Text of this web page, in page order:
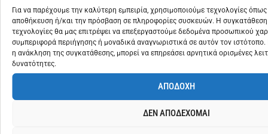
Για να παρέχουμε την καλύτερη εμπειρία, χρησιμοποιούμε τεχνολογίες
αποθήκευση ή/και την πρόσβαση σε πληροφορίες συσκευών. Η συγκατάθεση
τεχνολογίες θα μας επιτρέψει να επεξεργαστούμε δεδομένα προσωπικού
συμπεριφορά περιήγησης ή μοναδικά αναγνωριστικά σε αυτόν τον
η ανάκληση της συγκατάθεσης, μπορεί να επηρεάσει αρνητικά ορισμένες
δυνατότητες.
ΑΠΟΔΟΧΗ
ΔΕΝ ΑΠΟΔΕΧΟΜΑΙ